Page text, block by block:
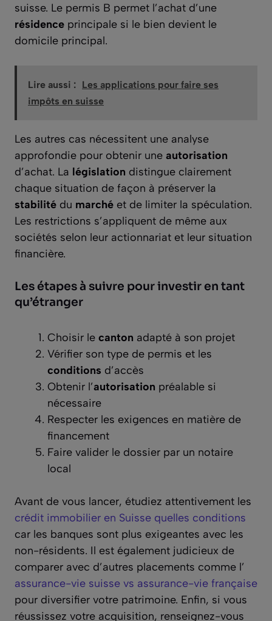
suisse. Le permis B permet l’achat d’une
résidence principale si le bien devient le
domicile principal.
Lire aussi : Les applications pour faire ses
impôts en suisse
Les autres cas nécessitent une analyse
approfondie pour obtenir une autorisation
d’achat. La législation distingue clairement
chaque situation de façon à préserver la
stabilité du marché et de limiter la spéculation.
Les restrictions s’appliquent de même aux
sociétés selon leur actionnariat et leur situation
financière.
Les étapes à suivre pour investir en tant
qu’étranger
Choisir le canton adapté à son projet
Vérifier son type de permis et les
conditions d’accès
Obtenir l’autorisation préalable si
nécessaire
Respecter les exigences en matière de
financement
Faire valider le dossier par un notaire
local
Avant de vous lancer, étudiez attentivement les
crédit immobilier en Suisse quelles conditions
car les banques sont plus exigeantes avec les
non-résidents. Il est également judicieux de
comparer avec d’autres placements comme l’
assurance-vie suisse vs assurance-vie française
pour diversifier votre patrimoine. Enfin, si vous
réussissez votre acquisition, renseignez-vous